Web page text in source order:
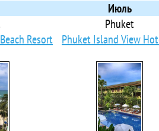
Resort
Июль
Phuket
Phuket Island View